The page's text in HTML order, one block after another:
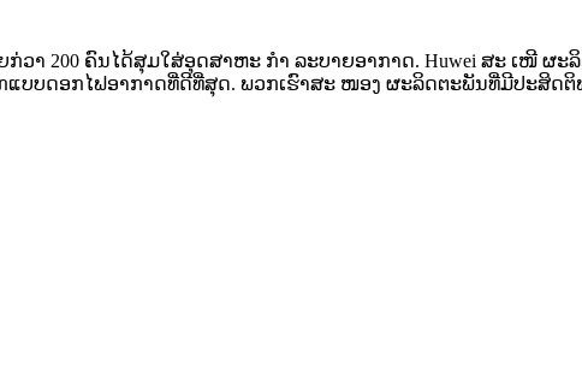
ຍກ່ວາ 200 ຄົນໄດ້ສຸມໃສ່ອຸດສາຫະ ກຳ ລະບາຍອາກາດ. Huwei ສະ ເໜີ ຜ
ບດອກໄຟອາກາດທີ່ດີທີ່ສຸດ. ພວກເຮົາສະ ໜອງ ຜະລິດຕະພັນທີ່ມີປະສິດຕິ